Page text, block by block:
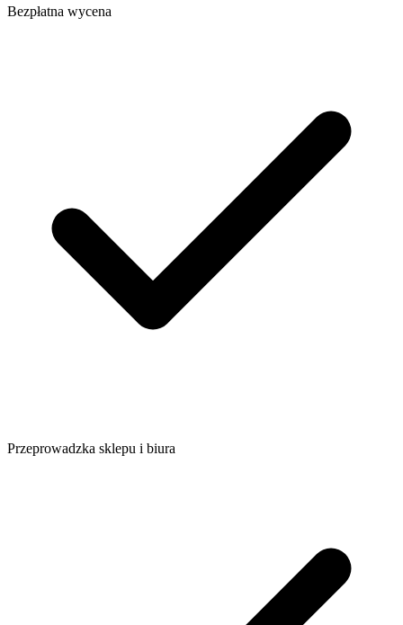
Bezpłatna wycena
Przeprowadzka sklepu i biura